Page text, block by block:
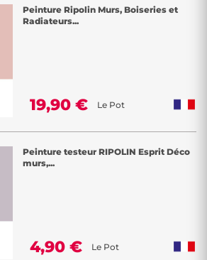
Peinture Ripolin Murs, Boiseries et
Radiateurs...
19,90 € Le Pot
Peinture testeur RIPOLIN Esprit Déco
murs,...
4,90 € Le Pot